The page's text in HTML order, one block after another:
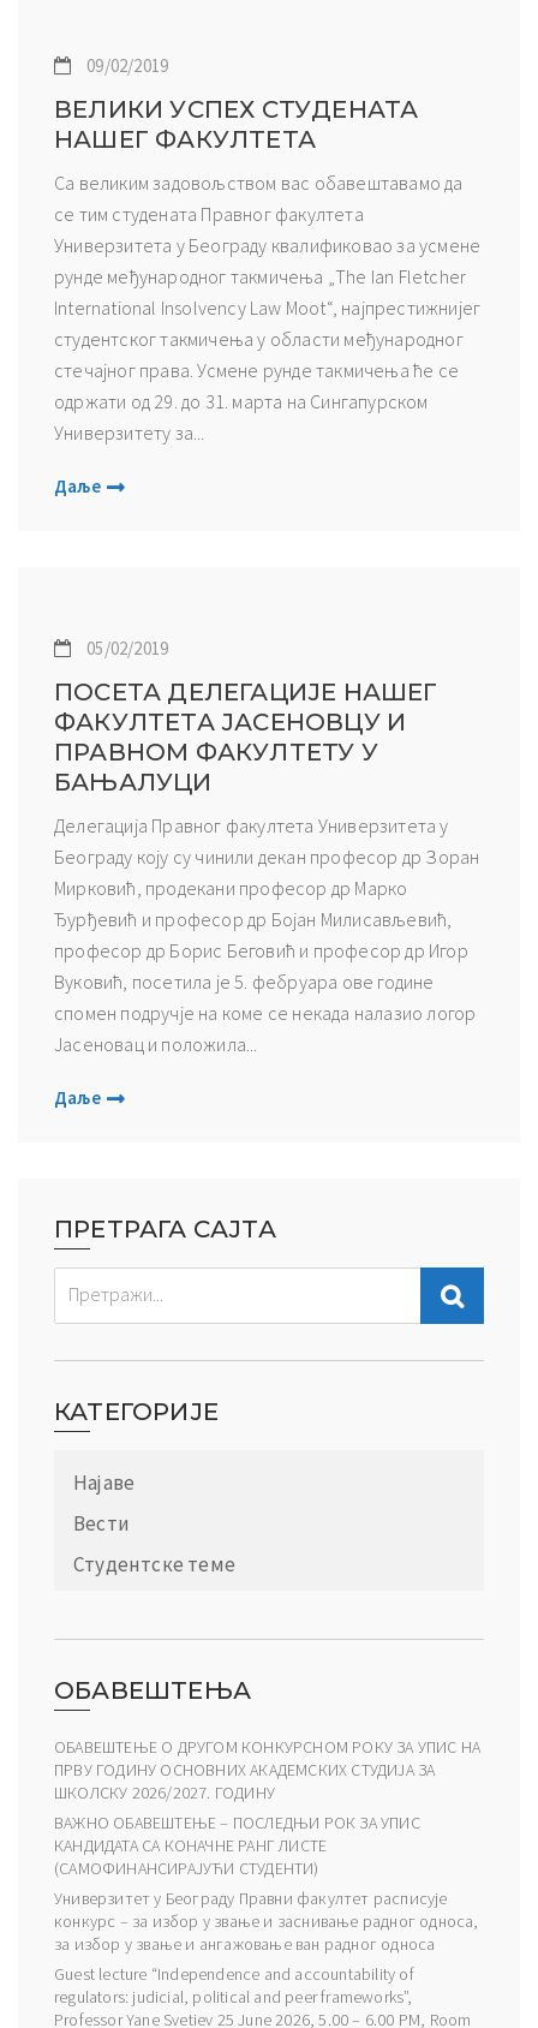
09/02/2019
ВЕЛИКИ УСПЕХ СТУДЕНАТА
НАШЕГ ФАКУЛТЕТА
Са великим задовољством вас обавештавамо да
се тим студената Правног факултета
Универзитета у Београду квалификовао за усмене
рунде међународног такмичења „The Ian Fletcher
International Insolvency Law Moot“, најпрестижнијег
студентског такмичења у области међународног
стечајног права. Усмене рунде такмичења ће се
одржати од 29. до 31. марта на Сингапурском
Универзитету за...
Даље
05/02/2019
ПОСЕТА ДЕЛЕГАЦИЈЕ НАШЕГ
ФАКУЛТЕТА ЈАСЕНОВЦУ И
ПРАВНОМ ФАКУЛТЕТУ У
БАЊАЛУЦИ
Делегација Правног факултета Универзитета у
Београду коју су чинили декан професор др Зоран
Мирковић, продекани професор др Mарко
Ђурђевић и професор др Бојан Милисављевић,
професор др Борис Беговић и професор др Игор
Вуковић, посетила је 5. фебруара ове године
спомен подручје на коме се некада налазио логор
Јасеновац и положила...
Даље
ПРЕТРАГА САЈТА
КАТЕГОРИЈЕ
Најаве
Вести
Студентске теме
ОБАВЕШТЕЊА
ОБАВЕШТЕЊЕ О ДРУГОМ КОНКУРСНОМ РОКУ ЗА УПИС НА
ПРВУ ГОДИНУ ОСНОВНИХ АКАДЕМСКИХ СТУДИЈА ЗА
ШКОЛСКУ 2026/2027. ГОДИНУ
ВАЖНО ОБАВЕШТЕЊЕ – ПОСЛЕДЊИ РОК ЗА УПИС
КАНДИДАТА СА КОНАЧНЕ РАНГ ЛИСТЕ
(САМОФИНАНСИРАЈУЋИ СТУДЕНТИ)
Универзитет у Београду Правни факултет расписује
конкурс – за избор у звање и заснивање радног односа,
за избор у звање и ангажовање ван радног односа
Guest lecture “Independence and accountability of
regulators: judicial, political and peer frameworks”,
Professor Yane Svetiev 25 June 2026, 5.00 – 6.00 PM, Room